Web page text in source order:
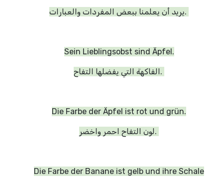
يريد أن يعلمنا ببعض المفردات والعبارات.
Sein Lieblingsobst sind Äpfel.
الفاكهة التي يفضلها التفاح.
Die Farbe der Äpfel ist rot und grün.
لون التفاح احمر واخضر.
Die Farbe der Banane ist gelb und ihre Schale